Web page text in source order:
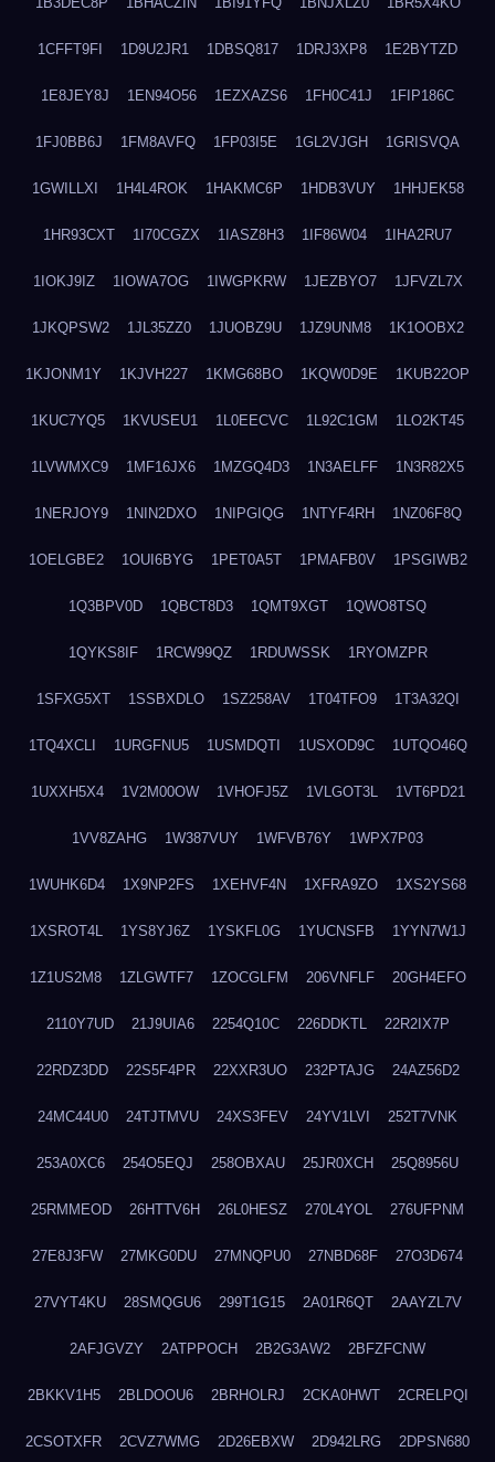
1CFFT9FI 1D9U2JR1 1DBSQ817 1DRJ3XP8 1E2BYTZD
1E8JEY8J 1EN94O56 1EZXAZS6 1FH0C41J 1FIP186C
1FJ0BB6J 1FM8AVFQ 1FP03I5E 1GL2VJGH 1GRISVQA
1GWILLXI 1H4L4ROK 1HAKMC6P 1HDB3VUY 1HHJEK58
1HR93CXT 1I70CGZX 1IASZ8H3 1IF86W04 1IHA2RU7
1IOKJ9IZ 1IOWA7OG 1IWGPKRW 1JEZBYO7 1JFVZL7X
1JKQPSW2 1JL35ZZ0 1JUOBZ9U 1JZ9UNM8 1K1OOBX2
1KJONM1Y 1KJVH227 1KMG68BO 1KQW0D9E 1KUB22OP
1KUC7YQ5 1KVUSEU1 1L0EECVC 1L92C1GM 1LO2KT45
1LVWMXC9 1MF16JX6 1MZGQ4D3 1N3AELFF 1N3R82X5
1NERJOY9 1NIN2DXO 1NIPGIQG 1NTYF4RH 1NZ06F8Q
1OELGBE2 1OUI6BYG 1PET0A5T 1PMAFB0V 1PSGIWB2
1Q3BPV0D 1QBCT8D3 1QMT9XGT 1QWO8TSQ
1QYKS8IF 1RCW99QZ 1RDUWSSK 1RYOMZPR
1SFXG5XT 1SSBXDLO 1SZ258AV 1T04TFO9 1T3A32QI
1TQ4XCLI 1URGFNU5 1USMDQTI 1USXOD9C 1UTQO46Q
1UXXH5X4 1V2M00OW 1VHOFJ5Z 1VLGOT3L 1VT6PD21
1VV8ZAHG 1W387VUY 1WFVB76Y 1WPX7P03
1WUHK6D4 1X9NP2FS 1XEHVF4N 1XFRA9ZO 1XS2YS68
1XSROT4L 1YS8YJ6Z 1YSKFL0G 1YUCNSFB 1YYN7W1J
1Z1US2M8 1ZLGWTF7 1ZOCGLFM 206VNFLF 20GH4EFO
2110Y7UD 21J9UIA6 2254Q10C 226DDKTL 22R2IX7P
22RDZ3DD 22S5F4PR 22XXR3UO 232PTAJG 24AZ56D2
24MC44U0 24TJTMVU 24XS3FEV 24YV1LVI 252T7VNK
253A0XC6 254O5EQJ 258OBXAU 25JR0XCH 25Q8956U
25RMMEOD 26HTTV6H 26L0HESZ 270L4YOL 276UFPNM
27E8J3FW 27MKG0DU 27MNQPU0 27NBD68F 27O3D674
27VYT4KU 28SMQGU6 299T1G15 2A01R6QT 2AAYZL7V
2AFJGVZY 2ATPPOCH 2B2G3AW2 2BFZFCNW
2BKKV1H5 2BLDOOU6 2BRHOLRJ 2CKA0HWT 2CRELPQI
2CSOTXFR 2CVZ7WMG 2D26EBXW 2D942LRG 2DPSN680